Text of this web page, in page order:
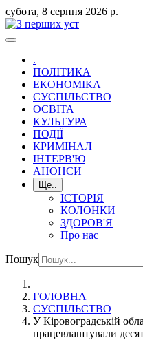
субота, 8 серпня 2026 р.
.
ПОЛІТИКА
ЕКОНОМІКА
СУСПІЛЬСТВО
ОСВІТА
КУЛЬТУРА
ПОДІЇ
КРИМІНАЛ
ІНТЕРВ'Ю
АНОНСИ
Ще..
ІСТОРІЯ
КОЛОНКИ
ЗДОРОВ'Я
Про нас
Пошук
ГОЛОВНА
СУСПІЛЬСТВО
У Кіровоградській
працевлаштували